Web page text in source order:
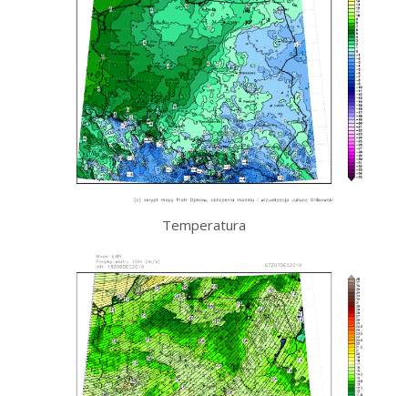
Temperatura